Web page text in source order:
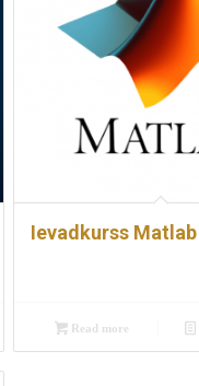
Ievadkurss Matlab
Read more